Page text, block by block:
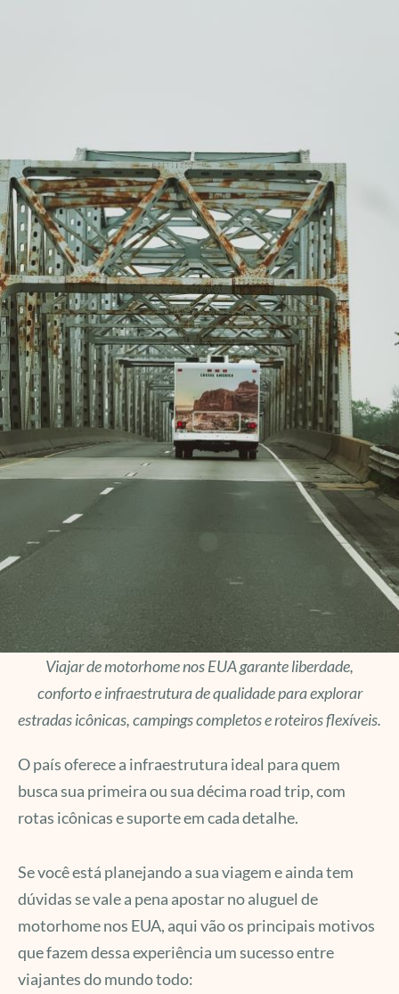
Viajar de motorhome nos EUA garante liberdade,
conforto e infraestrutura de qualidade para explorar
estradas icônicas, campings completos e roteiros flexíveis.
O país oferece a infraestrutura ideal para quem
busca sua primeira ou sua décima road trip, com
rotas icônicas e suporte em cada detalhe.
Se você está planejando a sua viagem e ainda tem
dúvidas se vale a pena apostar no aluguel de
motorhome nos EUA, aqui vão os principais motivos
que fazem dessa experiência um sucesso entre
viajantes do mundo todo: